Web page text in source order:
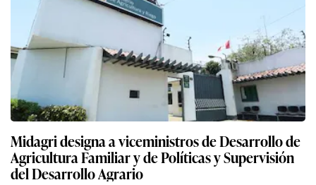
Midagri designa a viceministros de Desarrollo de
Agricultura Familiar y de Políticas y Supervisión
del Desarrollo Agrario